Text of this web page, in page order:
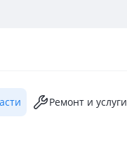
Ремонт и услуги